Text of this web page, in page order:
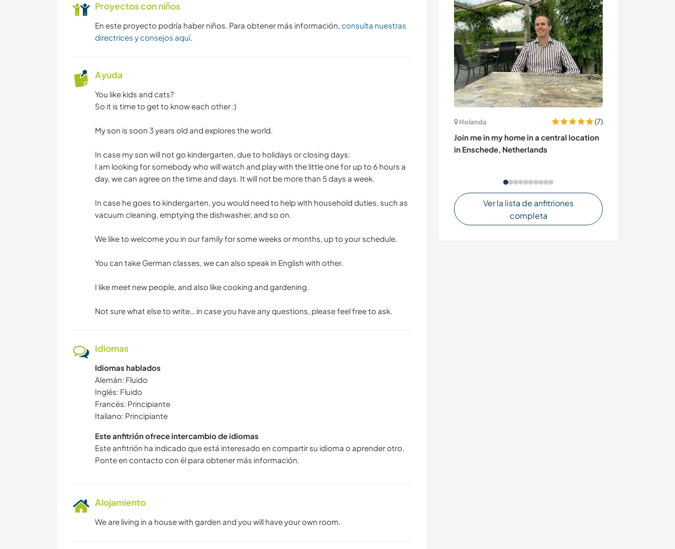
Holanda
(7)
Join me in my home in a central location
in Enschede, Netherlands
Ver la lista de anfitriones
completa
Proyectos con niños
En este proyecto podría haber niños. Para obtener más información, consulta nuestras
directrices y consejos aquí.
Ayuda
You like kids and cats?
So it is time to get to know each other :)
My son is soon 3 years old and explores the world.
In case my son will not go kindergarten, due to holidays or closing days:
I am looking for somebody who will watch and play with the little one for up to 6 hours a
day, we can agree on the time and days. It will not be more than 5 days a week.
In case he goes to kindergarten, you would need to help with household duties, such as
vacuum cleaning, emptying the dishwasher, and so on.
We like to welcome you in our family for some weeks or months, up to your schedule.
You can take German classes, we can also speak in English with other.
I like meet new people, and also like cooking and gardening.
Not sure what else to write… in case you have any questions, please feel free to ask.
Idiomas
Idiomas hablados
Alemán: Fluido
Inglés: Fluido
Francés: Principiante
Italiano: Principiante
Este anfitrión ofrece intercambio de idiomas
Este anfitrión ha indicado que está interesado en compartir su idioma o aprender otro.
Ponte en contacto con él para obtener más información.
Alojamiento
We are living in a house with garden and you will have your own room.